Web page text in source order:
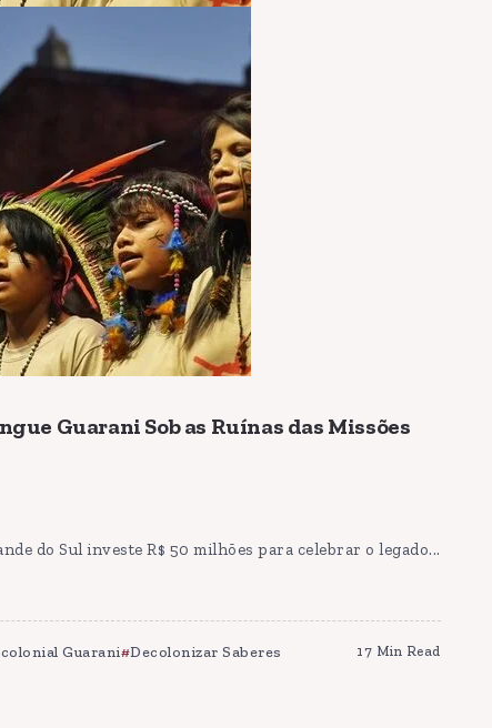
Guarani Sob as Ruínas das Missões
do Sul investe R$ 50 milhões para celebrar o legado...
Guarani Decolonizar Saberes 17 Min Read